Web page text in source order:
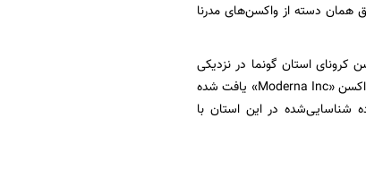
همان دسته از واکسن‌های مدرنا
کرونای استان گونما در نزدیکی
توکیو ثبت شد. یکی از مقامات استان گونما در رابطه با این آلودگی گفت: یک ماده ریز و سیاه در یک ویال واکسن «Moderna Inc» یافت شده
شناسایی‌شده در این استان با